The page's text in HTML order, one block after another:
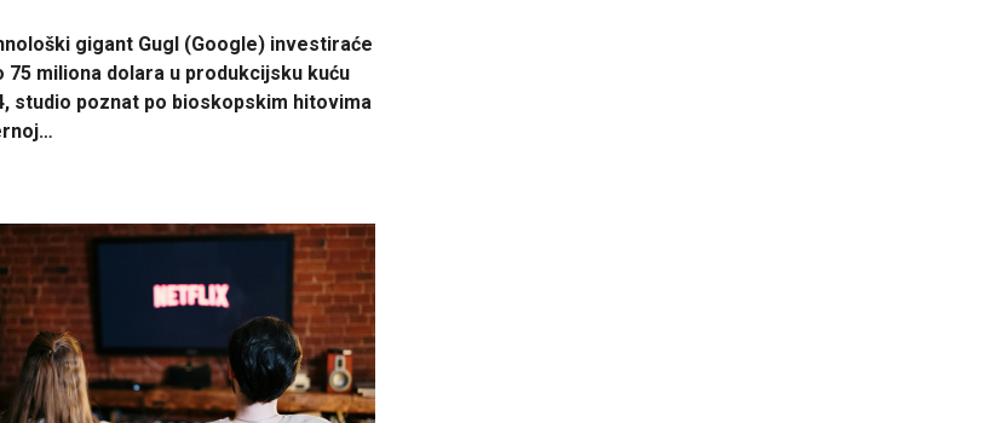
gigant Gugl (Google) investiraće
75 miliona dolara u produkcijsku kuću
studio poznat po bioskopskim hitovima